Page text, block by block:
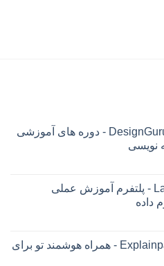
اکانت پرمیوم DesignGurus.io - دوره ‌های آموزشی
نویسی
اکانت پرمیوم LabEx - پلتفرم آموزش عملی
داده
اکانت پرمیوم Explainpaper - همراه هوشمند تو برای